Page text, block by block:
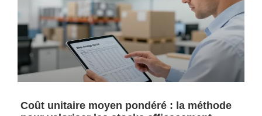
Coût unitaire moyen pondéré : la méthode